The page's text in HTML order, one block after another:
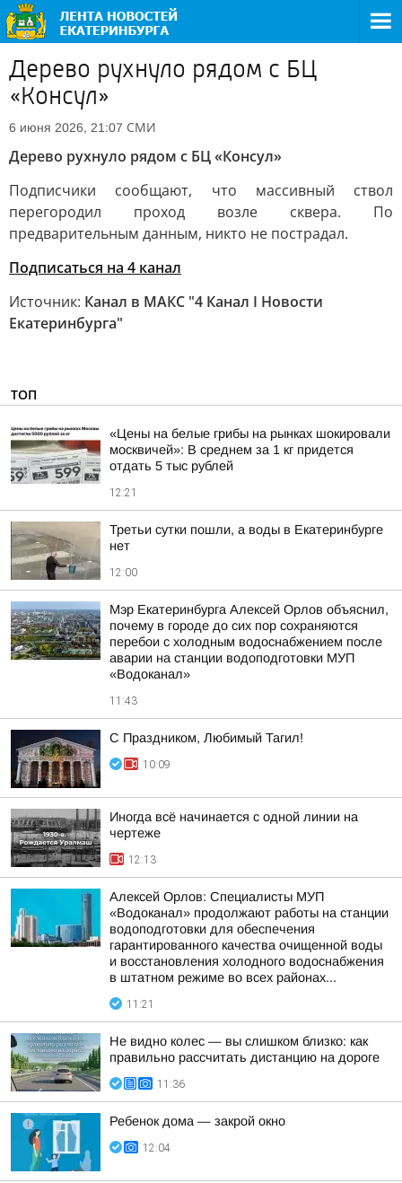
Дерево рухнуло рядом с БЦ
«Консул»
6 июня 2026, 21:07 СМИ
Дерево рухнуло рядом с БЦ «Консул»
Подписчики сообщают, что массивный ствол
перегородил проход возле сквера. По
предварительным данным, никто не пострадал.
Подписаться на 4 канал
Источник: Канал в МАКС "4 Канал I Новости
Екатеринбурга"
ТОП
«Цены на белые грибы на рынках шокировали
москвичей»: В среднем за 1 кг придется
отдать 5 тыс рублей
12:21
Третьи сутки пошли, а воды в Екатеринбурге
нет
12:00
Мэр Екатеринбурга Алексей Орлов объяснил,
почему в городе до сих пор сохраняются
перебои с холодным водоснабжением после
аварии на станции водоподготовки МУП
«Водоканал»
11:43
С Праздником, Любимый Тагил!
10:09
Иногда всё начинается с одной линии на
чертеже
12:13
Алексей Орлов: Специалисты МУП
«Водоканал» продолжают работы на станции
водоподготовки для обеспечения
гарантированного качества очищенной воды
и восстановления холодного водоснабжения
в штатном режиме во всех районах...
11:21
Не видно колес — вы слишком близко: как
правильно рассчитать дистанцию на дороге
11:36
Ребенок дома — закрой окно
12:04